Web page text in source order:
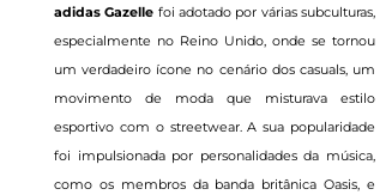
adidas Gazelle foi adotado por várias subculturas,
especialmente no Reino Unido, onde se tornou
um verdadeiro ícone no cenário dos casuals, um
movimento de moda que misturava estilo
esportivo com o streetwear. A sua popularidade
foi impulsionada por personalidades da música,
como os membros da banda britânica Oasis, e